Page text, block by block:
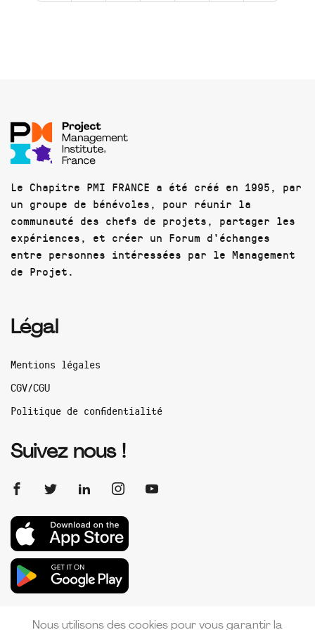
Le Chapitre PMI FRANCE a été créé en 1995, par
un groupe de bénévoles, pour réunir la
communauté des chefs de projets, partager les
expériences, et créer un Forum d'échanges
entre personnes intéressées par le Management
de Projet.
Légal
Mentions légales
CGV/CGU
Politique de confidentialité
Suivez nous !
Nous utilisons des cookies pour vous garantir la